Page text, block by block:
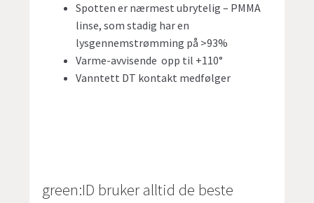
Spotten er nærmest ubrytelig – PMMA
linse, som stadig har en
lysgennemstrømming på >93%
Varme-avvisende opp til +110°
Vanntett DT kontakt medfølger
green:ID bruker alltid de beste